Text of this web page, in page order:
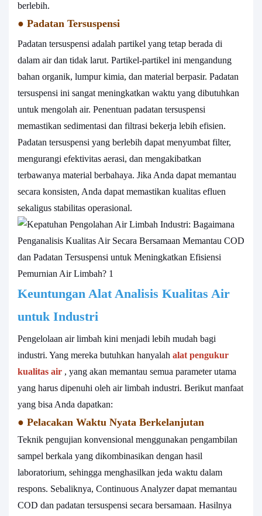
berlebih.
● Padatan Tersuspensi
Padatan tersuspensi adalah partikel yang tetap berada di
dalam air dan tidak larut. Partikel-partikel ini mengandung
bahan organik, lumpur kimia, dan material berpasir. Padatan
tersuspensi ini sangat meningkatkan waktu yang dibutuhkan
untuk mengolah air. Penentuan padatan tersuspensi
memastikan sedimentasi dan filtrasi bekerja lebih efisien.
Padatan tersuspensi yang berlebih dapat menyumbat filter,
mengurangi efektivitas aerasi, dan mengakibatkan
terbawanya material berbahaya. Jika Anda dapat memantau
secara konsisten, Anda dapat memastikan kualitas efluen
sekaligus stabilitas operasional.
Keuntungan Alat Analisis Kualitas Air
untuk Industri
Pengelolaan air limbah kini menjadi lebih mudah bagi
industri. Yang mereka butuhkan hanyalah alat pengukur
kualitas air , yang akan memantau semua parameter utama
yang harus dipenuhi oleh air limbah industri. Berikut manfaat
yang bisa Anda dapatkan:
● Pelacakan Waktu Nyata Berkelanjutan
Teknik pengujian konvensional menggunakan pengambilan
sampel berkala yang dikombinasikan dengan hasil
laboratorium, sehingga menghasilkan jeda waktu dalam
respons. Sebaliknya, Continuous Analyzer dapat memantau
COD dan padatan tersuspensi secara bersamaan. Hasilnya